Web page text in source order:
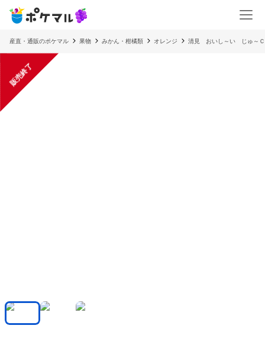
産直・通販のポケマル 果物 みかん・柑橘類 オレンジ 清見 おいし～い じゅ～
販売終了